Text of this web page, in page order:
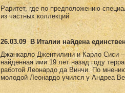
Раритет, где по предположению
из частных коллекций
26.03.09
В Италии найдена
Джанкарло Джентилини и Карло Сиси
найденная ими 19 лет назад году
работой Леонардо да Винчи. По
молодой Леонардо учился у Андреа